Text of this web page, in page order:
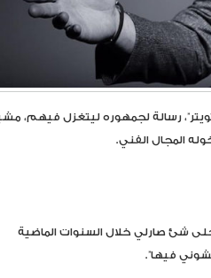
رسالة لجمهوره ليتغزل فيهم،
المجال الفني.
شئ صارلي خلال السنوات الماضية
فيها”.